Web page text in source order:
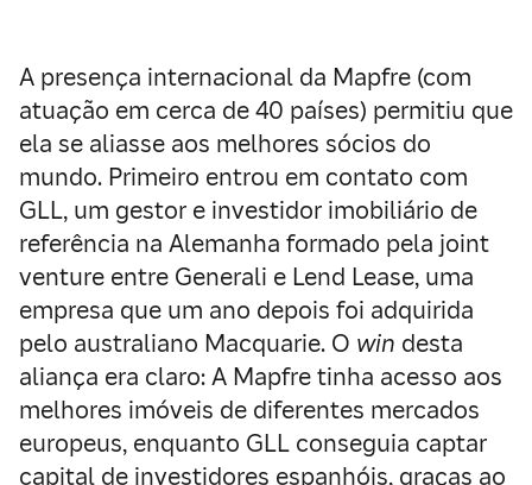
A presença internacional da Mapfre (com
atuação em cerca de 40 países) permitiu que
ela se aliasse aos melhores sócios do
mundo. Primeiro entrou em contato com
GLL, um gestor e investidor imobiliário de
referência na Alemanha formado pela joint
venture entre Generali e Lend Lease, uma
empresa que um ano depois foi adquirida
pelo australiano Macquarie. O win desta
aliança era claro: A Mapfre tinha acesso aos
melhores imóveis de diferentes mercados
europeus, enquanto GLL conseguia captar
capital de investidores espanhóis, graças ao